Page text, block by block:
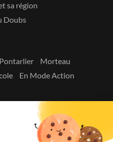
sa région
Doubs
Pontarlier
Morteau
En Mode Action